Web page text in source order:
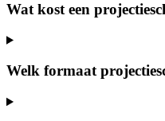
Wat kost een
Welk formaat